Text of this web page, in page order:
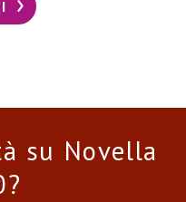
su Novella